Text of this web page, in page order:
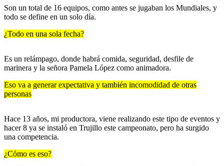
Son un total de 16 equipos, como antes se jugaban los Mundiales, y
todo se define en un solo día.
¿Todo en una sola fecha?
Es un relámpago, donde habrá comida, seguridad, desfile de
marinera y la señora Pamela López como animadora.
Eso va a generar expectativa y también incomodidad de otras
personas
Hace 13 años, mi productora, viene realizando este tipo de eventos y
hacer 8 ya se instaló en Trujillo este campeonato, pero ha surgido
una competencia.
¿Cómo es eso?